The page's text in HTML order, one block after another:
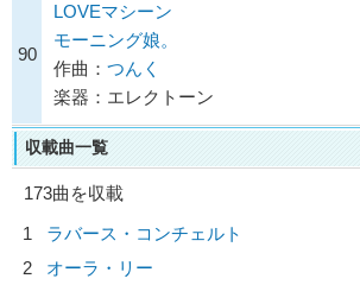
90
LOVEマシーン
モーニング娘。
作曲： つんく
楽器：エレクトーン
収載曲一覧
173曲を収載
1
ラバース・コンチェルト
2
オーラ・リー